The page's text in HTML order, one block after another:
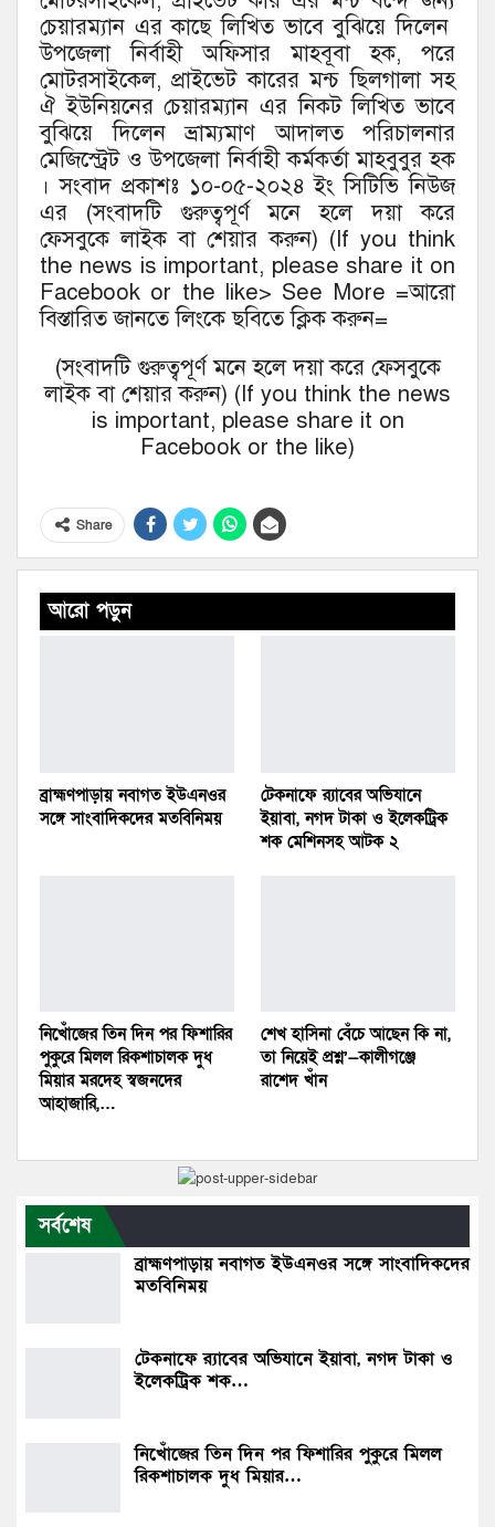
চেয়ারম্যান এর কাছে লিখিত ভাবে বুঝিয়ে দিলেন
উপজেলা নির্বাহী অফিসার মাহবূবা হক, পরে
মোটরসাইকেল, প্রাইভেট কারের মন্চ ছিলগালা সহ
ঐ ইউনিয়নের চেয়ারম্যান এর নিকট লিখিত ভাবে
বুঝিয়ে দিলেন ভ্রাম্যমাণ আদালত পরিচালনার
মেজিস্ট্রেট ও উপজেলা নির্বাহী কর্মকর্তা মাহবুবুর হক
। সংবাদ প্রকাশঃ ১০-০৫-২০২৪ ইং সিটিভি নিউজ
এর (সংবাদটি গুরুত্বপূর্ণ মনে হলে দয়া করে
ফেসবুকে লাইক বা শেয়ার করুন) (If you think
the news is important, please share it on
Facebook or the like> See More =আরো
বিস্তারিত জানতে লিংকে ছবিতে ক্লিক করুন=
(সংবাদটি গুরুত্বপূর্ণ মনে হলে দয়া করে ফেসবুকে
লাইক বা শেয়ার করুন) (If you think the news
is important, please share it on
Facebook or the like)
Share
আরো পড়ুন
ব্রাহ্মণপাড়ায় নবাগত ইউএনওর
সঙ্গে সাংবাদিকদের মতবিনিময়
টেকনাফে র‌্যাবের অভিযানে
ইয়াবা, নগদ টাকা ও ইলেকট্রিক
শক মেশিনসহ আটক ২
নিখোঁজের তিন দিন পর ফিশারির
পুকুরে মিলল রিকশাচালক দুধ
মিয়ার মরদেহ স্বজনদের
আহাজারি,…
শেখ হাসিনা বেঁচে আছেন কি না,
তা নিয়েই প্রশ্ন’—কালীগঞ্জে
রাশেদ খাঁন
সর্বশেষ
ব্রাহ্মণপাড়ায় নবাগত ইউএনওর সঙ্গে সাংবাদিকদের
মতবিনিময়
টেকনাফে র‌্যাবের অভিযানে ইয়াবা, নগদ টাকা ও
ইলেকট্রিক শক…
নিখোঁজের তিন দিন পর ফিশারির পুকুরে মিলল
রিকশাচালক দুধ মিয়ার…